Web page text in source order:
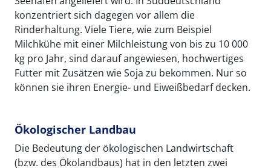
konzentriert sich dagegen vor allem die
Rinderhaltung. Viele Tiere, wie zum Beispiel
Milchkühe mit einer Milchleistung von bis zu 10 000
kg pro Jahr, sind darauf angewiesen, hochwertiges
Futter mit Zusätzen wie Soja zu bekommen. Nur so
können sie ihren Energie- und Eiweißbedarf decken.
Ökologischer Landbau
Die Bedeutung der ökologischen Landwirtschaft
(bzw. des Ökolandbaus) hat in den letzten zwei